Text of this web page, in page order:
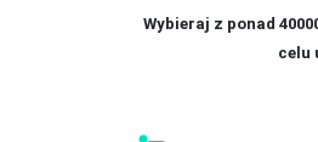
Wybieraj z ponad